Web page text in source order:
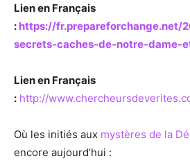
Lien en Français
: https://fr.prepareforchange.net/
secrets-caches-de-notre-dame-
Lien en Français
: http://
Où les initiés aux mystères de la
encore aujourd’hui :